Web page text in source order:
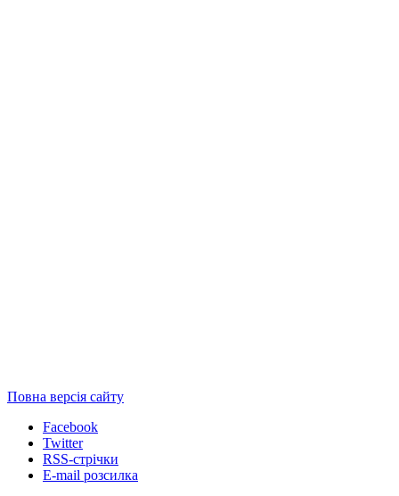
Повна версія сайту
Facebook
Twitter
RSS-стрічки
E-mail розсилка